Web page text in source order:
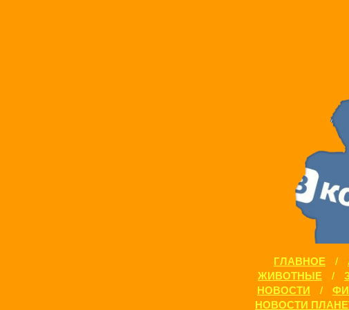
ГЛАВНОЕ /
ЖИВОТНЫЕ
/
НОВОСТИ
/
НОВОСТИ